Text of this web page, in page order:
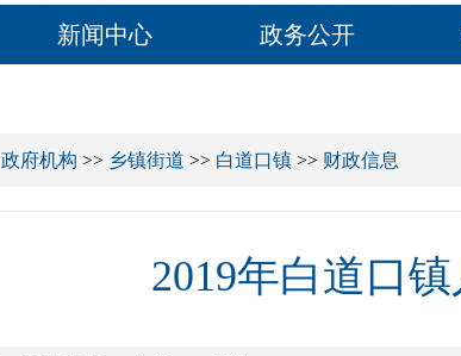
新闻中心 政务公开
政府机构 >> 乡镇街道 >> 白道口镇 >> 财政信息
2019年白道口